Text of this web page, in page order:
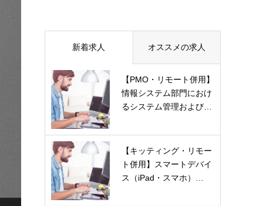
新着求人 オススメの求人
【PMO・リモート併用】
情報システム部門におけ
るシステム管理および…
【キッティング・リモー
ト併用】スマートデバイ
ス（iPad・スマホ）…